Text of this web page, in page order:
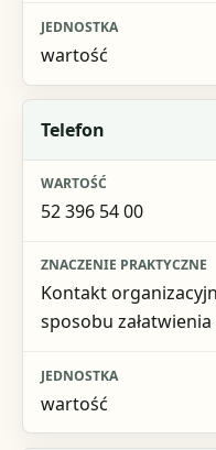
wartość
Telefon
52 396 54 00
Kontakt
sposobu
wartość